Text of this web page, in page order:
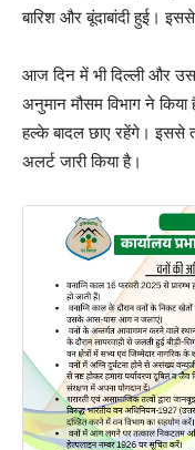
बारिश और बूंदाबांदी हुई। इससे
आज दिन में भी दिल्ली और
अनुमान मौसम विभाग ने
हल्के बादल छाए रहेंगे। इससे
अलर्ट जारी किया है।